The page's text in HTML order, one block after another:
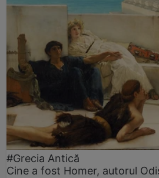
#Grecia Antică
Cine a fost Homer, autorul